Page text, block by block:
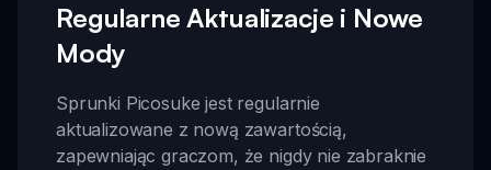
Regularne Aktualizacje i Nowe
Mody
Sprunki Picosuke jest regularnie
aktualizowane z nową zawartością,
zapewniając graczom, że nigdy nie zabraknie